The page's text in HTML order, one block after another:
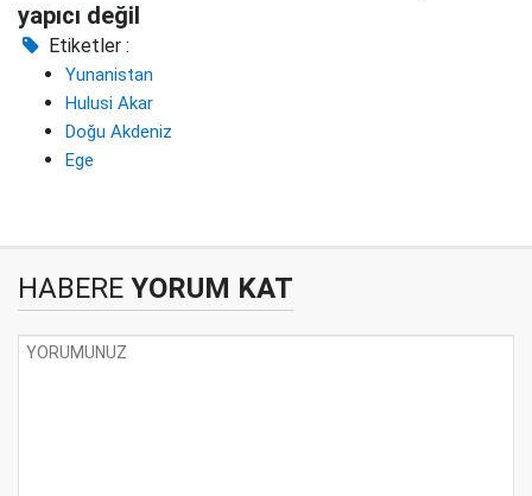
yapıcı değil
Etiketler :
Yunanistan
Hulusi Akar
Doğu Akdeniz
Ege
HABERE YORUM KAT